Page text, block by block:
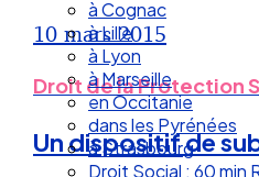
à Cognac
à Lille
à Lyon
à Marseille
en Occitanie
dans les Pyrénées
à Strasbourg
Droit Social : 60 min
10 mars 2015
Droit de la Protection
Un dispositif de